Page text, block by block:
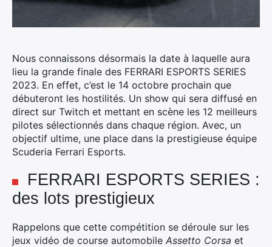
Nous connaissons désormais la date à laquelle aura
lieu la grande finale des FERRARI ESPORTS SERIES
2023. En effet, c’est le 14 octobre prochain que
débuteront les hostilités. Un show qui sera diffusé en
direct sur Twitch et mettant en scène les 12 meilleurs
pilotes sélectionnés dans chaque région. Avec, un
objectif ultime, une place dans la prestigieuse équipe
Scuderia Ferrari Esports.
FERRARI ESPORTS SERIES :
des lots prestigieux
Rappelons que cette compétition se déroule sur les
jeux vidéo de course automobile Assetto Corsa et